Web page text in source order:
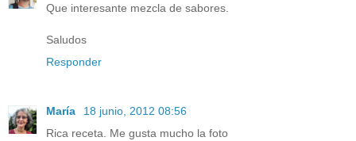
Que interesante mezcla de sabores.
Saludos
Responder
María
18 junio, 2012 08:56
Rica receta. Me gusta mucho la foto